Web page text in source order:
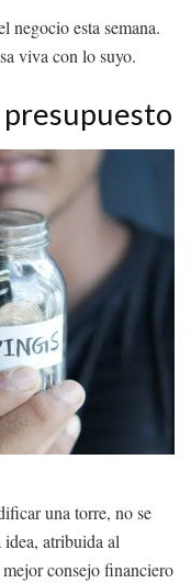
negocio esta semana.
viva con lo suyo.
presupuesto
una torre, no se
idea, atribuida al
consejo financiero